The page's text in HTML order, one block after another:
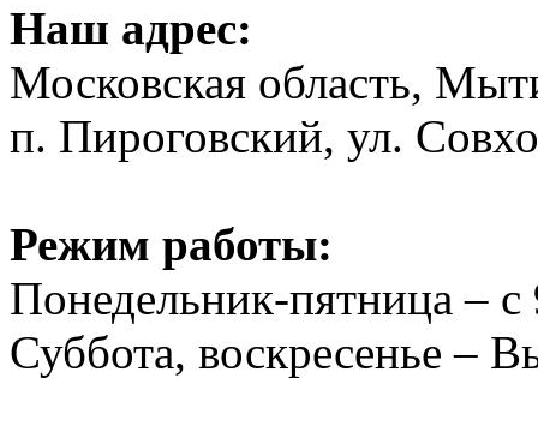
Наш адрес:
Московская область,
п. Пироговский, ул.
Режим работы:
Понедельник-пятница –
Суббота, воскресенье –